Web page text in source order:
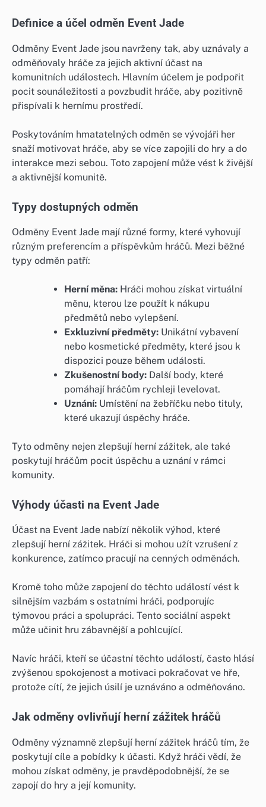
Definice a účel odměn Event Jade
Odměny Event Jade jsou navrženy tak, aby uznávaly a
odměňovaly hráče za jejich aktivní účast na
komunitních událostech. Hlavním účelem je podpořit
pocit sounáležitosti a povzbudit hráče, aby pozitivně
přispívali k hernímu prostředí.
Poskytováním hmatatelných odměn se vývojáři her
snaží motivovat hráče, aby se více zapojili do hry a do
interakce mezi sebou. Toto zapojení může vést k živější
a aktivnější komunitě.
Typy dostupných odměn
Odměny Event Jade mají různé formy, které vyhovují
různým preferencím a příspěvkům hráčů. Mezi běžné
typy odměn patří:
Herní měna: Hráči mohou získat virtuální
měnu, kterou lze použít k nákupu
předmětů nebo vylepšení.
Exkluzivní předměty: Unikátní vybavení
nebo kosmetické předměty, které jsou k
dispozici pouze během události.
Zkušenostní body: Další body, které
pomáhají hráčům rychleji levelovat.
Uznání: Umístění na žebříčku nebo tituly,
které ukazují úspěchy hráče.
Tyto odměny nejen zlepšují herní zážitek, ale také
poskytují hráčům pocit úspěchu a uznání v rámci
komunity.
Výhody účasti na Event Jade
Účast na Event Jade nabízí několik výhod, které
zlepšují herní zážitek. Hráči si mohou užít vzrušení z
konkurence, zatímco pracují na cenných odměnách.
Kromě toho může zapojení do těchto událostí vést k
silnějším vazbám s ostatními hráči, podporujíc
týmovou práci a spolupráci. Tento sociální aspekt
může učinit hru zábavnější a pohlcující.
Navíc hráči, kteří se účastní těchto událostí, často hlásí
zvýšenou spokojenost a motivaci pokračovat ve hře,
protože cítí, že jejich úsilí je uznáváno a odměňováno.
Jak odměny ovlivňují herní zážitek hráčů
Odměny významně zlepšují herní zážitek hráčů tím, že
poskytují cíle a pobídky k účasti. Když hráči vědí, že
mohou získat odměny, je pravděpodobnější, že se
zapojí do hry a její komunity.